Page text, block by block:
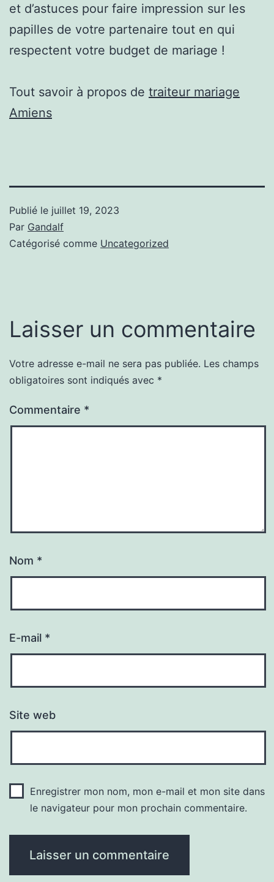
et d’astuces pour faire impression sur les
papilles de votre partenaire tout en qui
respectent votre budget de mariage !
Tout savoir à propos de traiteur mariage
Amiens
Publié le juillet 19, 2023
Par Gandalf
Catégorisé comme Uncategorized
Laisser un commentaire
Votre adresse e-mail ne sera pas publiée. Les champs
obligatoires sont indiqués avec *
Commentaire *
Nom *
E-mail *
Site web
Enregistrer mon nom, mon e-mail et mon site dans
le navigateur pour mon prochain commentaire.